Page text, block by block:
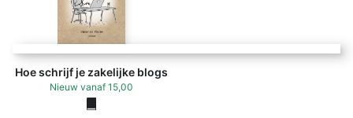
Hoe schrijf je zakelijke blogs
Nieuw vanaf 15,00